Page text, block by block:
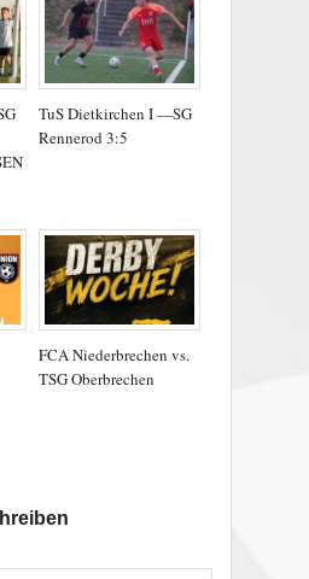
TuS Dietkirchen I —SG
Rennerod 3:5
FCA Niederbrechen vs.
TSG Oberbrechen